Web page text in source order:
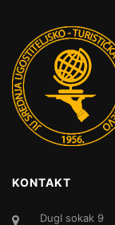
KONTAKT
DugI sokak 9